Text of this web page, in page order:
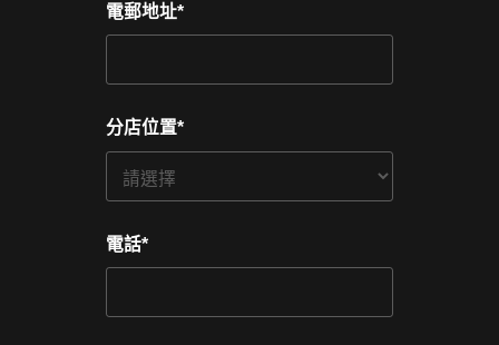
電郵地址*
分店位置*
電話*